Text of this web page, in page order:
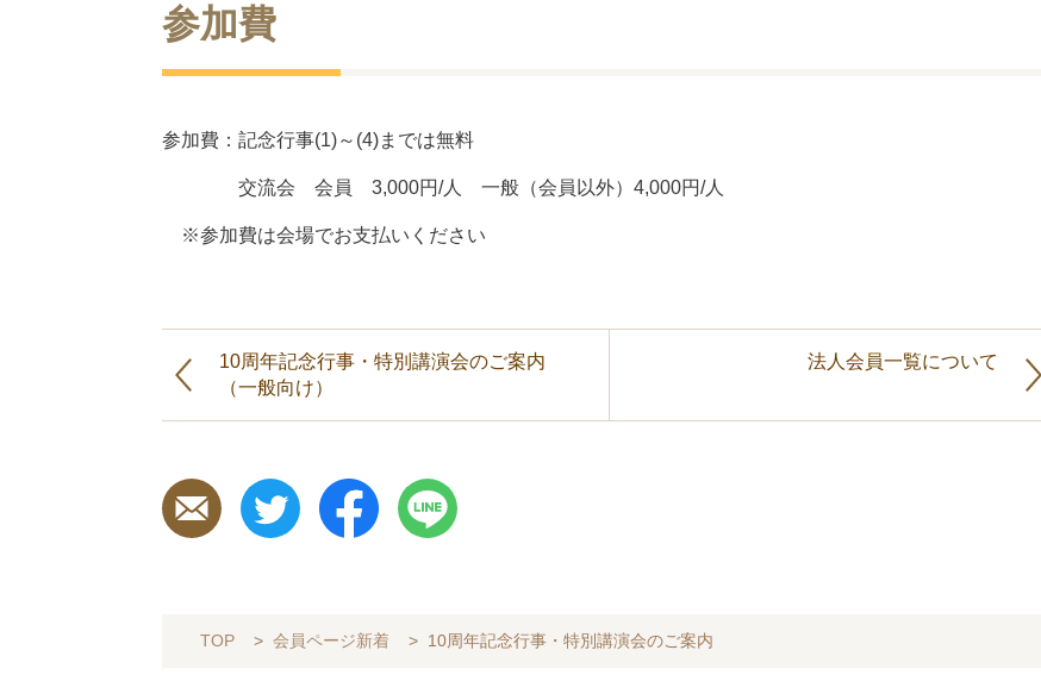
参加費
参加費：記念行事(1)～(4)までは無料
交流会 会員 3,000円/人 一般（会員以外）4,000円/人
※参加費は会場でお支払いください
10周年記念行事・特別講演会のご案内
（一般向け）
法人会員一覧について
TOP > 会員ページ新着 > 10周年記念行事・特別講演会のご案内